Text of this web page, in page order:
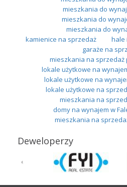
mieszkania do
mieszkania do
mieszkania do
kamienice na sprzedaż
hale
garaże na
mieszkania na sprzedaż
lokale użytkowe na
lokale użytkowe na
lokale użytkowe na
mieszkania na
domy na wynajem w
mieszkania na
Deweloperzy